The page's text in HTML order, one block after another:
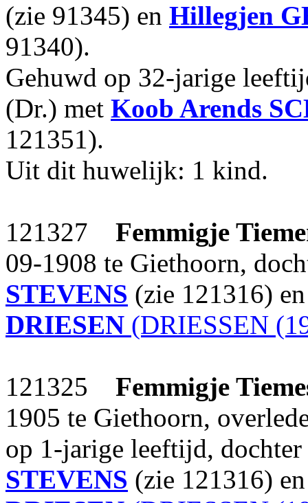
(zie 91345) en Hillegjen
91340).
Gehuwd op 32-jarige
(Dr.) met Koob Arends
121351).
Uit dit huwelijk: 1 kind.
121327 Femmigje
09-1908 te Giethoorn,
STEVENS (zie 121316)
DRIESEN (DRIESSEN
121325 Femmigje
1905 te Giethoorn,
op 1-jarige leeftijd,
STEVENS (zie 121316)